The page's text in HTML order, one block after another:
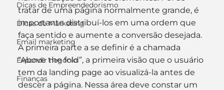
Dicas de Empreendedorismo
Dicas de Marketing
Email marketing
Expandir negócio
Finanças
tratar de uma página normalmente grande, é
importante distribuí-los em uma ordem que
faça sentido e aumente a conversão desejada.
A primeira parte a se definir é a chamada
“Above the fold”, a primeira visão que o usuário
tem da landing page ao visualizá-la antes de
descer a página. Nessa área deve constar um